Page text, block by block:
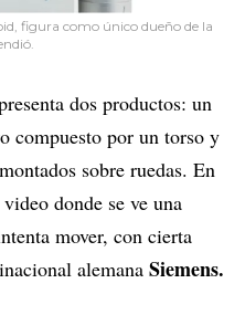
figura como único dueño de la
dos productos: un
compuesto por un torso y
sobre ruedas. En
donde se ve una
mover, con cierta
alemana Siemens.